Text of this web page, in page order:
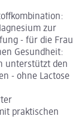
zur
- für die Frau
Gesundheit:
unterstützt den
- ohne Lactose
praktischen